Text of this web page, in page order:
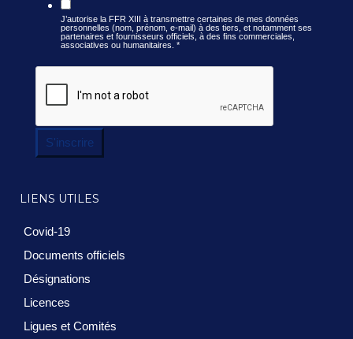
J’autorise la FFR XIII à transmettre certaines de mes données
personnelles (nom, prénom, e-mail) à des tiers, et notamment ses
partenaires et fournisseurs officiels, à des fins commerciales,
associatives ou humanitaires. *
S'inscrire
LIENS UTILES
Covid-19
Documents officiels
Désignations
Licences
Ligues et Comités